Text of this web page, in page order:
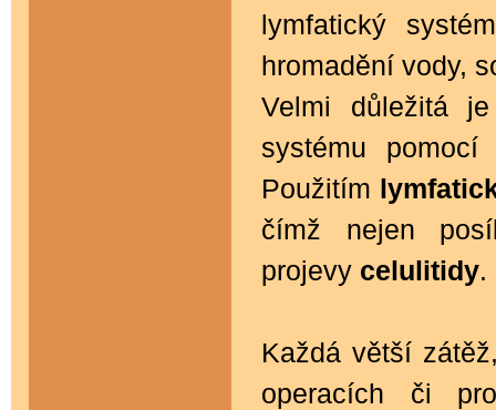
lymfatický
hromadění vody,
Velmi důležitá
systému
Použitím
čímž nejen
projevy celulitidy.
Každá větší
operacích či